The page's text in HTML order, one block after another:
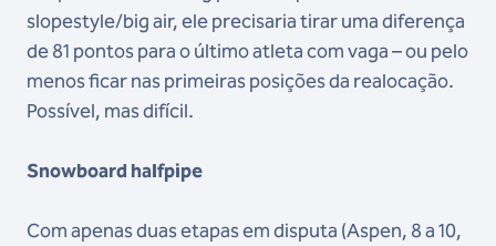
slopestyle/big air, ele precisaria tirar uma diferença
de 81 pontos para o último atleta com vaga – ou pelo
menos ficar nas primeiras posições da realocação.
Possível, mas difícil.
Snowboard halfpipe
Com apenas duas etapas em disputa (Aspen, 8 a 10,